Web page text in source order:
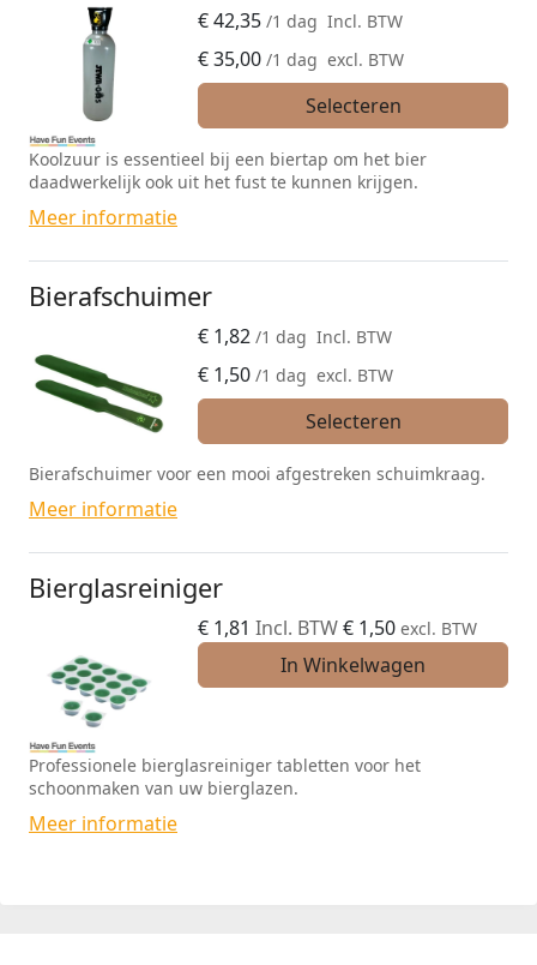
€42,35 /1 dag Incl. BTW
€35,00 /1 dag excl. BTW
Selecteren
Koolzuur is essentieel bij een biertap om het bier
daadwerkelijk ook uit het fust te kunnen krijgen.
Meer informatie
Bierafschuimer
€ 1,82 /1 dag Incl. BTW
€ 1,50 /1 dag excl. BTW
Selecteren
Bierafschuimer voor een mooi afgestreken schuimkraag.
Meer informatie
Bierglasreiniger
€ 1,81 Incl. BTW€ 1,50 excl. BTW
In Winkelwagen
Professionele bierglasreiniger tabletten voor het
schoonmaken van uw bierglazen.
Meer informatie